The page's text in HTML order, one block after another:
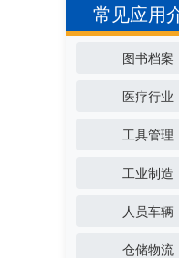
常见应用
图书档案
医疗行业
工具管理
工业制造
人员车辆
仓储物流